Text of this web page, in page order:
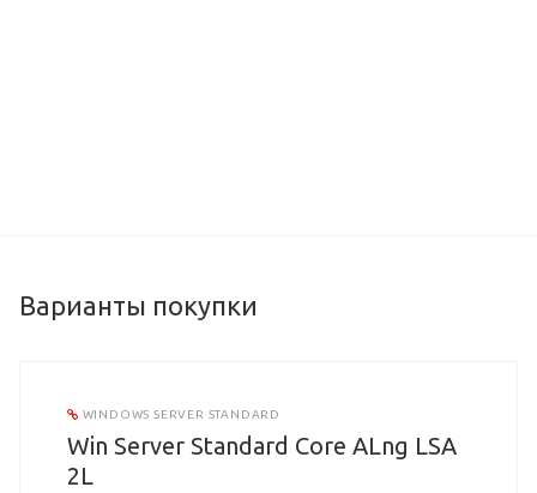
Варианты покупки
WINDOWS SERVER STANDARD
Win Server Standard Core ALng LSA
2L